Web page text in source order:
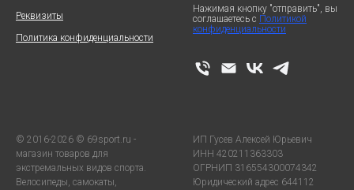
Реквизиты
Политика конфиденциальности
Нажимая кнопку "отправить", вы
соглашаетесь с Политикой
конфиденциальности
© 2016-2026 © 69sport.ru -
магазин товаров для
экстремальных видов спорта.
Велосипеды, самокаты,
ИП Гусев Алексей Юрьевич
ИНН 420211363303
ОГРНИП 316554300074342
Юридический адрес 644112